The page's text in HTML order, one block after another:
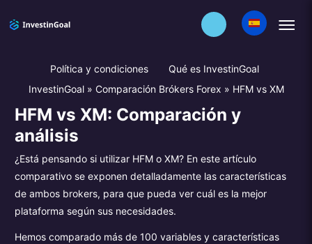
Política y condiciones
Qué es InvestinGoal
InvestinGoal» Comparación Brókers Forex » HFM vs XM
HFM vs XM: Comparación y
análisis
¿Está pensando si utilizar HFM o XM? En este artículo
comparativo se exponen detalladamente las características
de ambos brokers, para que pueda ver cuál es la mejor
plataforma según sus necesidades.
Hemos comparado más de 100 variables y características